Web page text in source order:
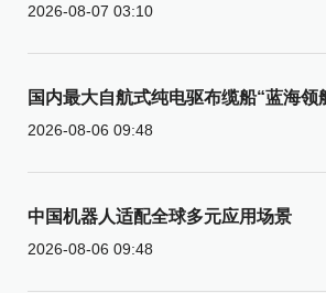
2026-08-07 03:10
国内最大自航式纯电驱布缆船“蓝海领
2026-08-06 09:48
中国机器人适配全球多元应用场景
2026-08-06 09:48